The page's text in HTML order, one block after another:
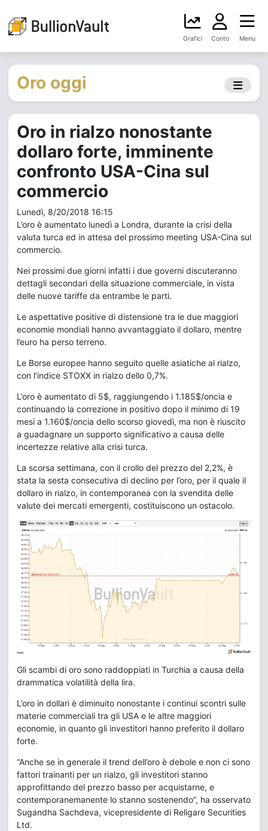
Grafici Conto Menu
Oro oggi
Oro in rialzo nonostante
dollaro forte, imminente
confronto USA-Cina sul
commercio
Lunedì, 8/20/2018 16:15
L’oro è aumentato lunedì a Londra, durante la crisi della
valuta turca ed in attesa del prossimo meeting USA-Cina sul
commercio.
Nei prossimi due giorni infatti i due governi discuteranno
dettagli secondari della situazione commerciale, in vista
delle nuove tariffe da entrambe le parti.
Le aspettative positive di distensione tra le due maggiori
economie mondiali hanno avvantaggiato il dollaro, mentre
l’euro ha perso terreno.
Le Borse europee hanno seguito quelle asiatiche al rialzo,
con l’indice STOXX in rialzo dello 0,7%.
L’oro è aumentato di 5$, raggiungendo i 1.185$/oncia e
continuando la correzione in positivo dopo il minimo di 19
mesi a 1.160$/oncia dello scorso giovedì, ma non è riuscito
a guadagnare un supporto significativo a causa delle
incertezze relative alla crisi turca.
La scorsa settimana, con il crollo del prezzo del 2,2%, è
stata la sesta consecutiva di declino per l’oro, per il quale il
dollaro in rialzo, in contemporanea con la svendita delle
valute dei mercati emergenti, costituiscono un ostacolo.
Gli scambi di oro sono raddoppiati in Turchia a causa della
drammatica volatilità della lira.
L’oro in dollari è diminuito nonostante i continui scontri sulle
materie commerciali tra gli USA e le altre maggiori
economie, in quanto gli investitori hanno preferito il dollaro
forte.
“Anche se in generale il trend dell’oro è debole e non ci sono
fattori trainanti per un rialzo, gli investitori stanno
approfittando del prezzo basso per acquistarne, e
contemporanemanente lo stanno sostenendo”, ha osservato
Sugandha Sachdeva, vicepresidente di Religare Securities
Ltd.